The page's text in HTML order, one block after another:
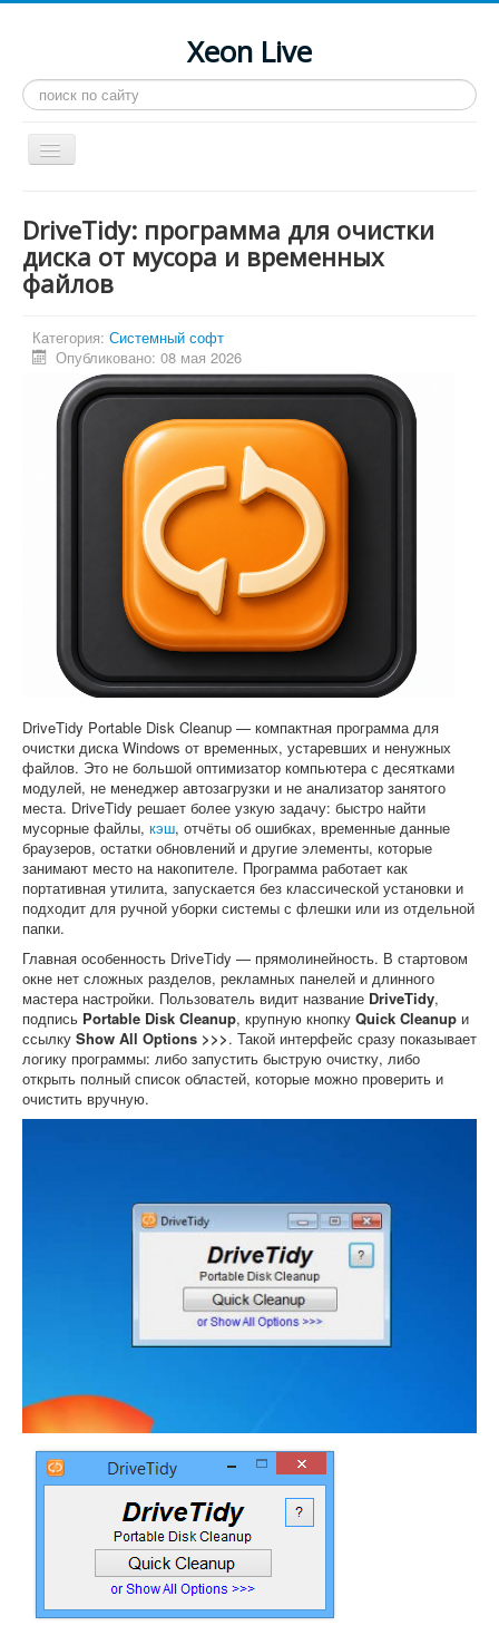
Xeon Live
Искать...
Toggle
Navigation
LGA 2011-3
LGA 2011
Инструкции
Рейтинги
Конференция
Системные программы
DriveTidy: программа для очистки
диска от мусора и временных
файлов
Категория: Системный софт
Опубликовано: 08 мая 2026
DriveTidy Portable Disk Cleanup — компактная программа для
очистки диска Windows от временных, устаревших и ненужных
файлов. Это не большой оптимизатор компьютера с десятками
модулей, не менеджер автозагрузки и не анализатор занятого
места. DriveTidy решает более узкую задачу: быстро найти
мусорные файлы, кэш, отчёты об ошибках, временные данные
браузеров, остатки обновлений и другие элементы, которые
занимают место на накопителе. Программа работает как
портативная утилита, запускается без классической установки и
подходит для ручной уборки системы с флешки или из отдельной
папки.
Главная особенность DriveTidy — прямолинейность. В стартовом
окне нет сложных разделов, рекламных панелей и длинного
мастера настройки. Пользователь видит название DriveTidy,
подпись Portable Disk Cleanup, крупную кнопку Quick Cleanup и
ссылку Show All Options >>>. Такой интерфейс сразу показывает
логику программы: либо запустить быструю очистку, либо
открыть полный список областей, которые можно проверить и
очистить вручную.